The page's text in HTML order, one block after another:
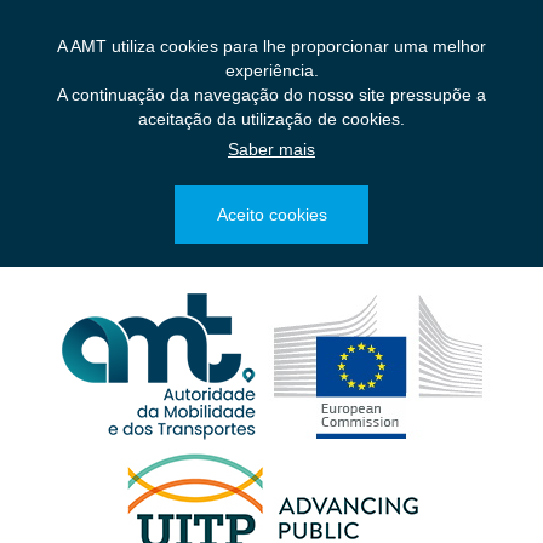
A AMT utiliza cookies para lhe proporcionar uma melhor
experiência.
A continuação da navegação do nosso site pressupõe a
aceitação da utilização de cookies.
Saber mais
Aceito cookies